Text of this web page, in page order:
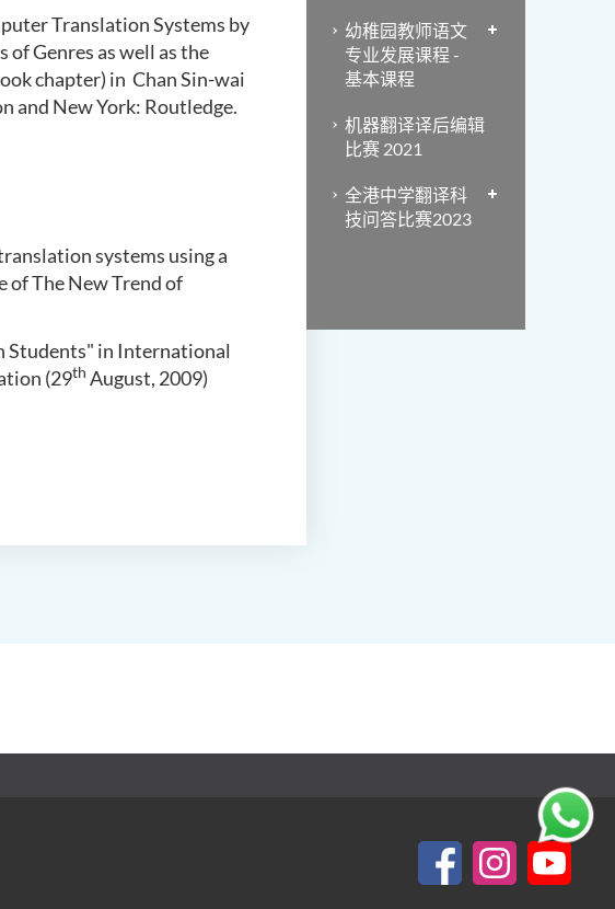
Translation Systems by
Genres as well as the
chapter) in Chan Sin-wai
and New York: Routledge.
systems using a
of The New Trend of
Students" in International
(29th August, 2009)
幼稚园教师语文
专业发展课程 -
基本课程
机器翻译译后编辑
比赛 2021
全港中学翻译科
技问答比赛2023